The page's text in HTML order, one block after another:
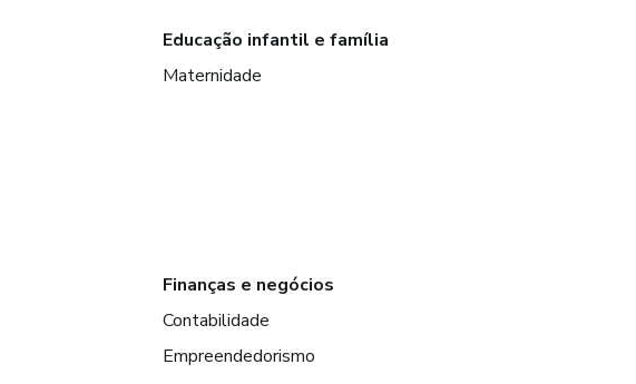
Educação infantil e família
Maternidade
Finanças e negócios
Contabilidade
Empreendedorismo